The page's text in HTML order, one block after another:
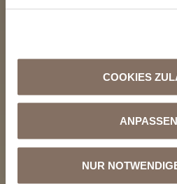
COOKIES
ANPASSEN
NUR
DMD2 Recomienda:
Girl»
28 DE OCTUBRE DE 2024
Con su nuevo single
cantautor berlinés Clide
más su capacidad para
profundidades